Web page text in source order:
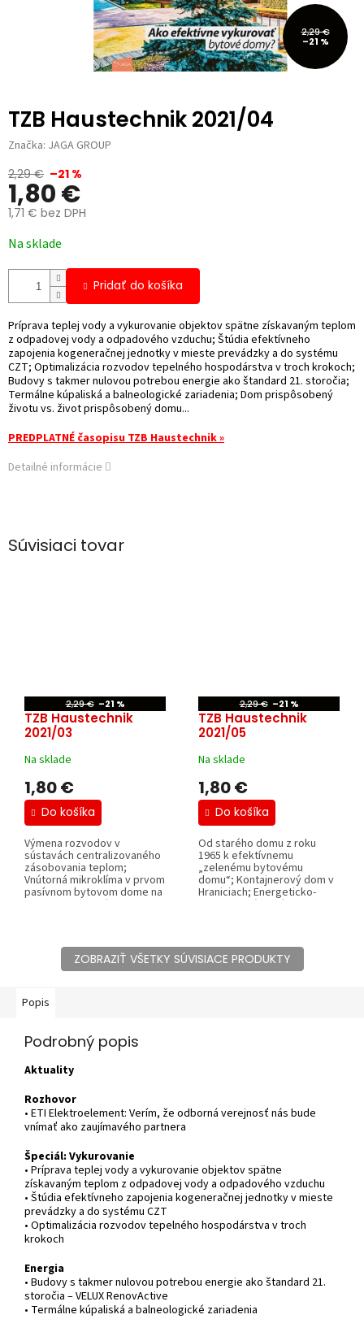
2,29 €
–21 %
TZB Haustechnik 2021/04
Značka: JAGA GROUP
2,29 € –21 %
1,80 €
1,71 € bez DPH
cena:
Na sklade
Pridať do košíka
Príprava teplej vody a vykurovanie objektov spätne získavaným teplom
z odpadovej vody a odpadového vzduchu; Štúdia efektívneho
zapojenia kogeneračnej jednotky v mieste prevádzky a do systému
CZT; Optimalizácia rozvodov tepelného hospodárstva v troch krokoch;
Budovy s takmer nulovou potrebou energie ako štandard 21. storočia;
Termálne kúpaliská a balneologické zariadenia; Dom prispôsobený
životu vs. život prispôsobený domu...
PREDPLATNÉ časopisu TZB Haustechnik »
Detailné informácie
Súvisiaci tovar
2,29 € –21 %
TZB Haustechnik
2021/03
Na sklade
1,80 €
Do košíka
Výmena rozvodov v
sústavách centralizovaného
zásobovania teplom;
Vnútorná mikroklíma v prvom
pasívnom bytovom dome na
Slovensku; Systémy...
2,29 € –21 %
TZB Haustechnik
2021/05
Na sklade
1,80 €
Do košíka
Od starého domu z roku
1965 k efektívnemu
„zelenému bytovému
domu“; Kontajnerový dom v
Hraniciach; Energeticko-
ekonomická analýza...
ZOBRAZIŤ VŠETKY SÚVISIACE PRODUKTY
Popis
Podrobný popis
Aktuality
Rozhovor
• ETI Elektroelement: Verím, že odborná verejnosť nás bude
vnímať ako zaujímavého partnera
Špeciál: Vykurovanie
• Príprava teplej vody a vykurovanie objektov spätne
získavaným teplom z odpadovej vody a odpadového vzduchu
• Štúdia efektívneho zapojenia kogeneračnej jednotky v mieste
prevádzky a do systému CZT
• Optimalizácia rozvodov tepelného hospodárstva v troch
krokoch
Energia
• Budovy s takmer nulovou potrebou energie ako štandard 21.
storočia – VELUX RenovActive
• Termálne kúpaliská a balneologické zariadenia